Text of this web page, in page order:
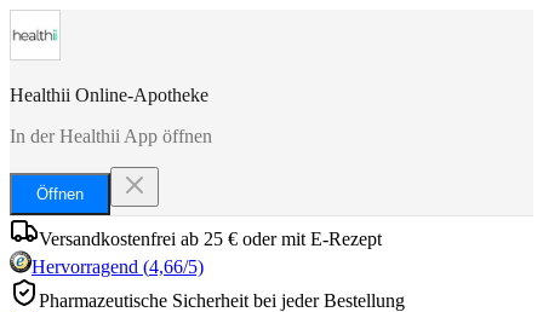
Healthii Online-Apotheke
In der Healthii App öffnen
Öffnen
Versandkostenfrei ab 25 € oder mit E-Rezept
Hervorragend (4,66/5)
Pharmazeutische Sicherheit bei jeder Bestellung